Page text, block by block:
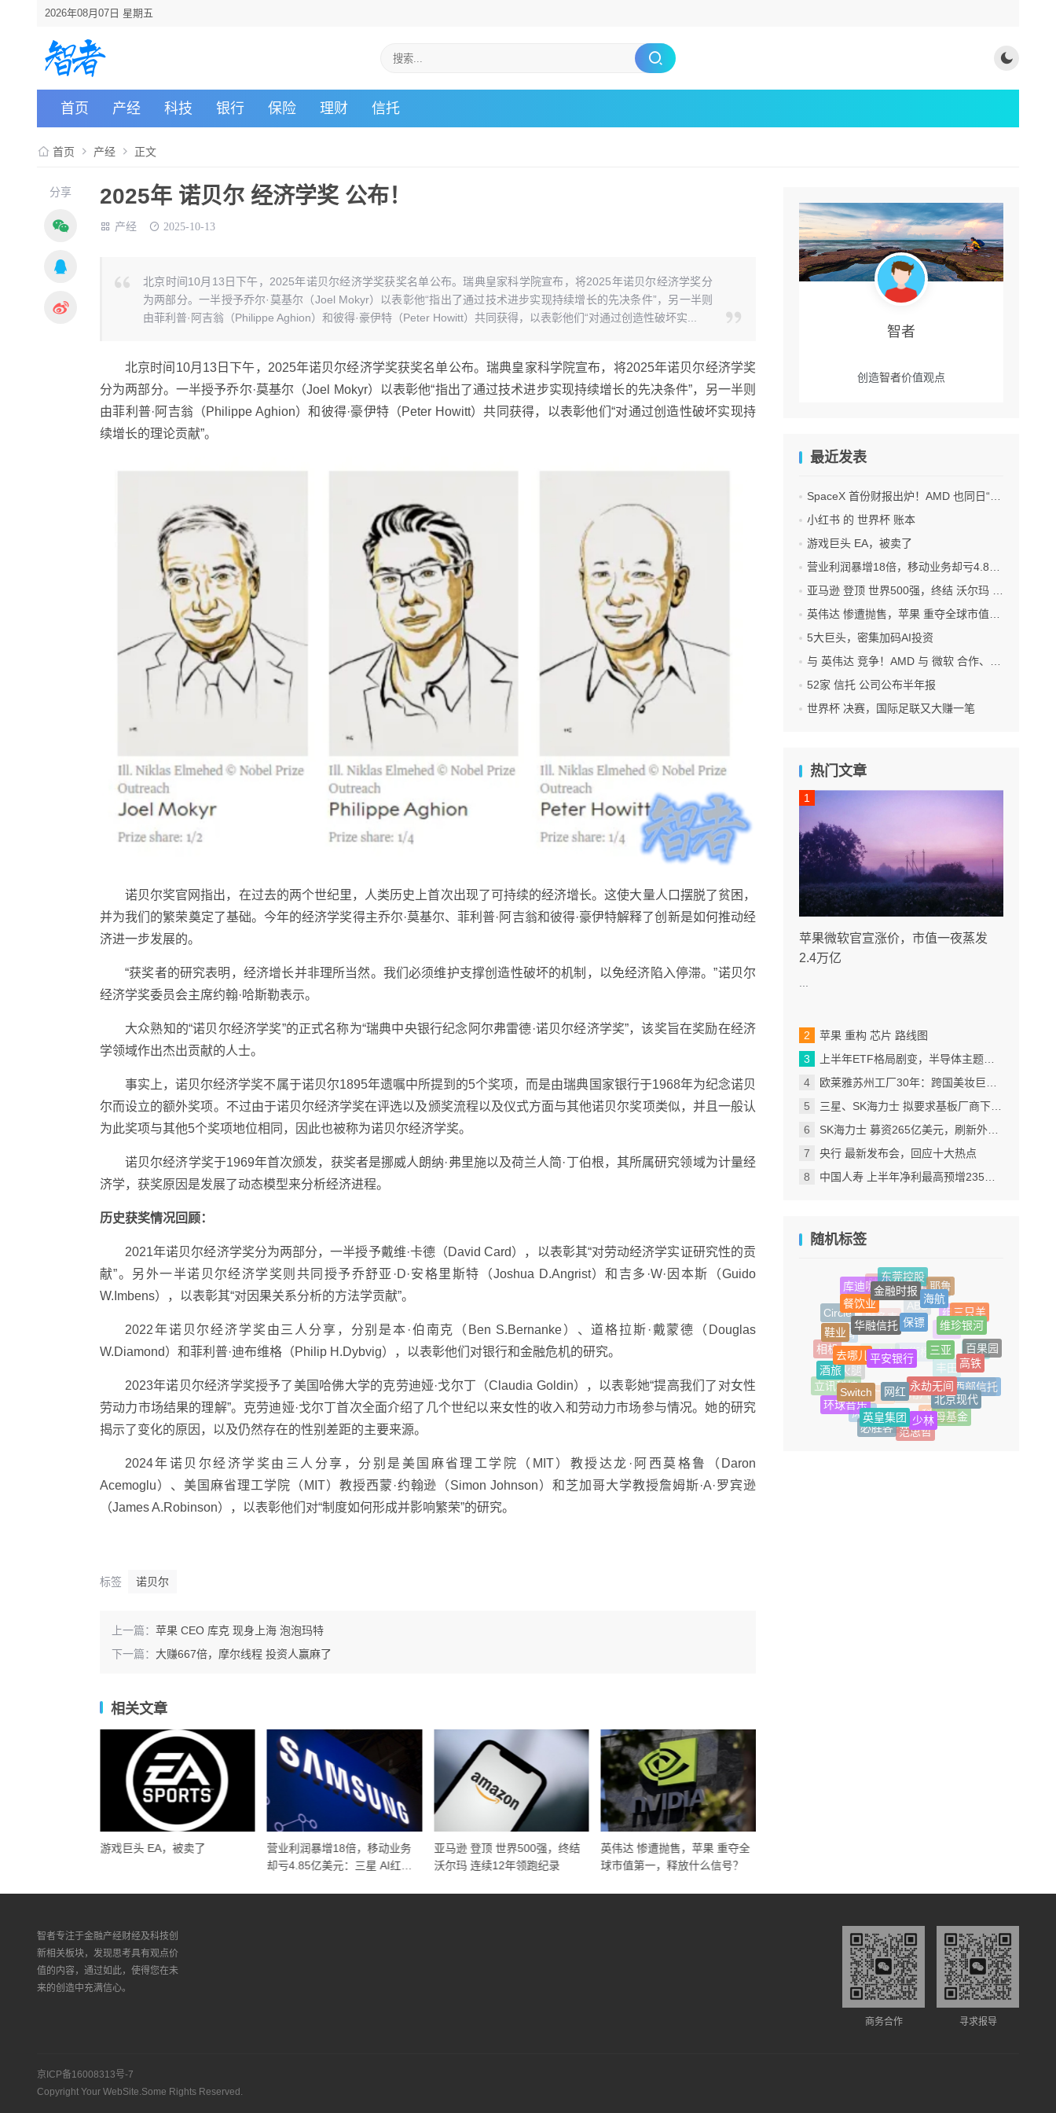
2026年08月07日 星期五
首页 产经 科技 银行 保险 理财 信托
首页 产经 正文
分享 2025年 诺贝尔 经济学奖 公布！
产经 2025-10-13
北京时间10月13日下午，2025年诺贝尔经济学奖获奖名单公布。瑞典皇家科学院宣布，将2025年诺贝尔经济学奖分
为两部分。一半授予乔尔·莫基尔（Joel Mokyr）以表彰他“指出了通过技术进步实现持续增长的先决条件”，另一半则
由菲利普·阿吉翁（Philippe Aghion）和彼得·豪伊特（Peter Howitt）共同获得，以表彰他们“对通过创造性破坏实...
北京时间10月13日下午，2025年诺贝尔经济学奖获奖名单公布。瑞典皇家科学院宣布，将2025年诺贝尔经济学奖
分为两部分。一半授予乔尔·莫基尔（Joel Mokyr）以表彰他“指出了通过技术进步实现持续增长的先决条件”，另一半则
由菲利普·阿吉翁（Philippe Aghion）和彼得·豪伊特（Peter Howitt）共同获得，以表彰他们“对通过创造性破坏实现持
续增长的理论贡献”。
诺贝尔奖官网指出，在过去的两个世纪里，人类历史上首次出现了可持续的经济增长。这使大量人口摆脱了贫困，
并为我们的繁荣奠定了基础。今年的经济学奖得主乔尔·莫基尔、菲利普·阿吉翁和彼得·豪伊特解释了创新是如何推动经
济进一步发展的。
“获奖者的研究表明，经济增长并非理所当然。我们必须维护支撑创造性破坏的机制，以免经济陷入停滞。”诺贝尔
经济学奖委员会主席约翰·哈斯勒表示。
大众熟知的“诺贝尔经济学奖”的正式名称为“瑞典中央银行纪念阿尔弗雷德·诺贝尔经济学奖”，该奖旨在奖励在经济
学领域作出杰出贡献的人士。
事实上，诺贝尔经济学奖不属于诺贝尔1895年遗嘱中所提到的5个奖项，而是由瑞典国家银行于1968年为纪念诺贝
尔而设立的额外奖项。不过由于诺贝尔经济学奖在评选以及颁奖流程以及仪式方面与其他诺贝尔奖项类似，并且一般认
为此奖项与其他5个奖项地位相同，因此也被称为诺贝尔经济学奖。
诺贝尔经济学奖于1969年首次颁发，获奖者是挪威人朗纳·弗里施以及荷兰人简·丁伯根，其所属研究领域为计量经
济学，获奖原因是发展了动态模型来分析经济进程。
历史获奖情况回顾：
2021年诺贝尔经济学奖分为两部分，一半授予戴维·卡德（David Card），以表彰其“对劳动经济学实证研究性的贡
献”。另外一半诺贝尔经济学奖则共同授予乔舒亚·D·安格里斯特（Joshua D.Angrist）和吉多·W·因本斯（Guido
W.Imbens），以表彰其“对因果关系分析的方法学贡献”。
2022年诺贝尔经济学奖由三人分享，分别是本·伯南克（Ben S.Bernanke）、道格拉斯·戴蒙德（Douglas
W.Diamond）和菲利普·迪布维格（Philip H.Dybvig），以表彰他们对银行和金融危机的研究。
2023年诺贝尔经济学奖授予了美国哈佛大学的克劳迪娅·戈尔丁（Claudia Goldin），以表彰她“提高我们了对女性
劳动力市场结果的理解”。克劳迪娅·戈尔丁首次全面介绍了几个世纪以来女性的收入和劳动力市场参与情况。她的研究
揭示了变化的原因，以及仍然存在的性别差距的主要来源。
2024年诺贝尔经济学奖由三人分享，分别是美国麻省理工学院（MIT）教授达龙·阿西莫格鲁（Daron
Acemoglu）、美国麻省理工学院（MIT）教授西蒙·约翰逊（Simon Johnson）和芝加哥大学教授詹姆斯·A·罗宾逊
（James A.Robinson），以表彰他们对“制度如何形成并影响繁荣”的研究。
标签 诺贝尔
上一篇： 苹果 CEO 库克 现身上海 泡泡玛特
下一篇： 大赚667倍，摩尔线程 投资人赢麻了
相关文章
游戏巨头 EA，被卖了
营业利润暴增18倍，移动业务
却亏4.85亿美元：三星 AI红利
亚马逊 登顶 世界500强，终结
沃尔玛 连续12年领跑纪录
英伟达 惨遭抛售，苹果 重夺全
球市值第一，释放什么信号？
智者
创造智者价值观点
最近发表
SpaceX 首份财报出炉！AMD 也同日“交卷”！
小红书 的 世界杯 账本
游戏巨头 EA，被卖了
营业利润暴增18倍，移动业务却亏4.85亿美元：三星 AI红利的另一面
亚马逊 登顶 世界500强，终结 沃尔玛 连续12年领跑纪录
英伟达 惨遭抛售，苹果 重夺全球市值第一，释放什么信号？
5大巨头，密集加码AI投资
与 英伟达 竞争！AMD 与 微软 合作、将交付机架级系统Helios
52家 信托 公司公布半年报
世界杯 决赛，国际足联又大赚一笔
热门文章
苹果微软官宣涨价，市值一夜蒸发
2.4万亿
苹果 重构 芯片 路线图
上半年ETF格局剧变，半导体主题包揽“翻倍基”
欧莱雅苏州工厂30年：跨国美妆巨头的中国制造样本
三星、SK海力士 拟要求基板厂商下半年降价
SK海力士 募资265亿美元，刷新外国企业赴美IPO纪录
央行 最新发布会，回应十大热点
中国人寿 上半年净利最高预增235%，刷新纪录
随机标签
默多克
ABS
冰箱
丰田
通用汽车
广汽
火腿
玻璃
助贷
陆家嘴信托R100
组合投资
电信
国家大基金
科创板
傅盛
风投
立讯科技
相机
Circle
库迪咖啡
东莞控股
耶鲁
三只羊
百果园
西部信托
母基金
范思哲
必胜客
环球音乐
酒旅
鞋业
餐饮业
金融时报
海航
维珍银河
高铁
北京现代
少林
英皇集团
Switch
去哪儿
华融信托 保镖
三亚
永劫无间
平安银行
智者专注于金融产经财经及科技创
新相关板块，发现思考具有观点价
值的内容，通过如此，使得您在未
来的创造中充满信心。
商务合作 寻求报导
京ICP备16008313号-7
Copyright Your WebSite.Some Rights Reserved.